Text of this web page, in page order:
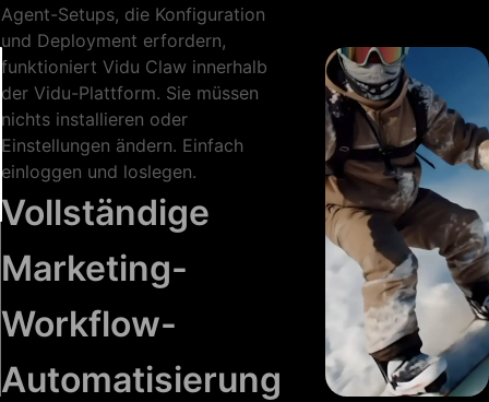
Agent-Setups, die Konfiguration
und Deployment erfordern,
funktioniert Vidu Claw innerhalb
der Vidu-Plattform. Sie müssen
nichts installieren oder
Einstellungen ändern. Einfach
einloggen und loslegen.
Vollständige
Marketing-
Workflow-
Automatisierung